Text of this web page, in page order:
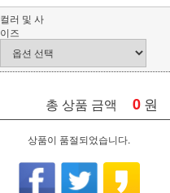
컬러 및 사
이즈
총 상품 금액 0 원
상품이 품절되었습니다.